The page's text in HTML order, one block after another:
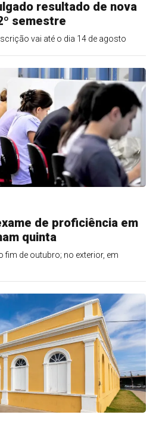
resultado de nova
semestre
vai até o dia 14 de agosto
de proficiência em
quinta
fim de outubro; no exterior, em